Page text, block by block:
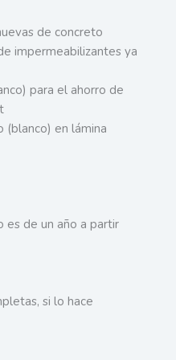
de concreto
impermeabilizantes ya
para el ahorro de
(blanco) en lámina
es de un año a partir
si lo hace